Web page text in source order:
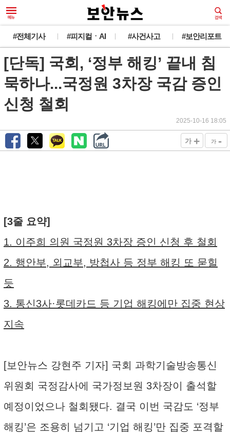
#전체기사 #피지컬ㆍAI #사건사고 #보안리포트
[단독] 국회, ‘정부 해킹’ 끝내 침
묵하나...국정원 3차장 국감 증인
신청 철회
2025-10-16 18:05
가 + 가 -
[3줄 요약]
1. 이주희 의원 국정원 3차장 증인 신청 후 철회
2. 행안부, 외교부, 방첩사 등 정부 해킹 또 묻힐
듯
3. 통신3사·롯데카드 등 기업 해킹에만 집중 현상
지속
[보안뉴스 강현주 기자] 국회 과학기술방송통신
위원회 국정감사에 국가정보원 3차장이 출석할
예정이었으나 철회됐다. 결국 이번 국감도 ‘정부
해킹’은 조용히 넘기고 ‘기업 해킹’만 집중 포격할